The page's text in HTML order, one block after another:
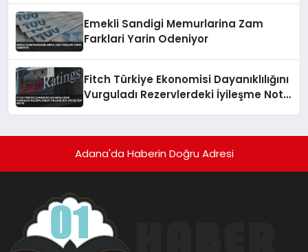
Emekli Sandigi Memurlarina Zam
Farklari Yarin Odeniyor
Fitch Türkiye Ekonomisi Dayanıklılığını
Vurguladı Rezervlerdeki İyileşme Not
Adana'da Haberin Doğru Adresi